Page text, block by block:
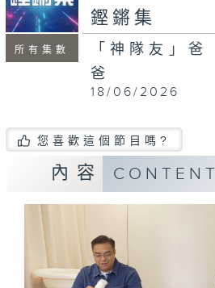
所有集數
鏗鏘集
「神隊友」爸
爸
18/06/2026
您喜歡這個節目嗎?
內容 CONTENT